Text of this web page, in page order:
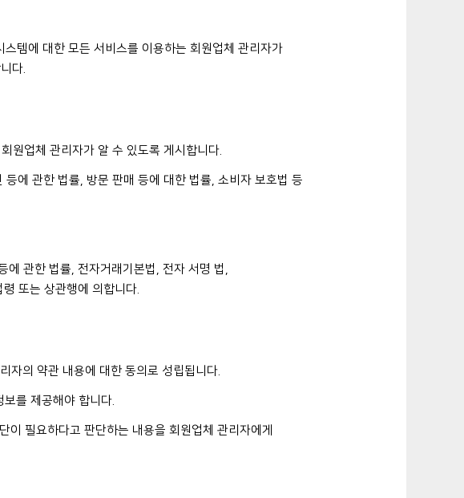
템에 대한 모든 서비스를 이용하는 회원업체 관리자가
다.
원업체 관리자가 알 수 있도록 게시합니다.
에 관한 법률, 방문 판매 등에 대한 법률, 소비자 보호법 등
관한 법률, 전자거래기본법, 전자 서명 법,
또는 상관행에 의합니다.
자의 약관 내용에 대한 동의로 성립됩니다.
를 제공해야 합니다.
필요하다고 판단하는 내용을 회원업체 관리자에게